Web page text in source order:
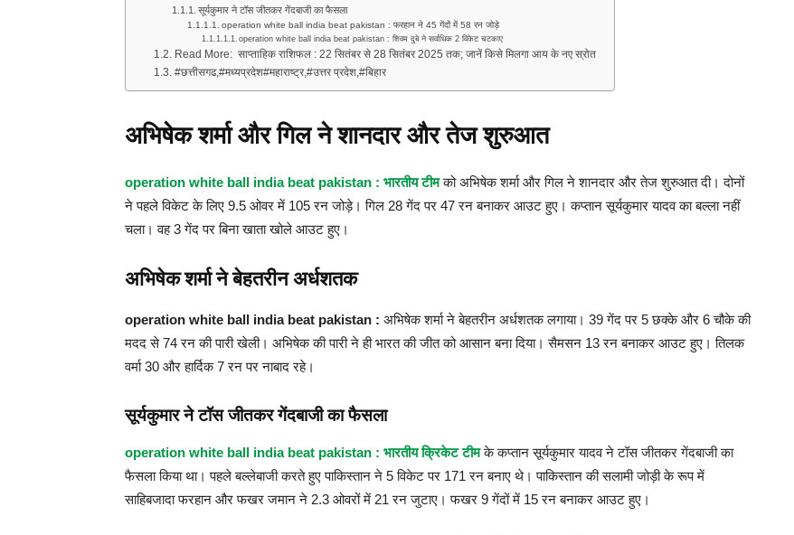
सूर्यकुमार ने टॉस जीतकर गेंदबाजी का फैसला
operation white ball india beat pakistan : फरहान ने 45 गेंदों में 58 रन जोड़े
operation white ball india beat pakistan : शिवम दुबे ने सर्वाधिक 2 विकेट चटकाए
Read More: साप्ताहिक राशिफल : 22 सितंबर से 28 सितंबर 2025 तक; जानें किसे मिलगा आय के नए स्रोत
#छत्तीसगढ,#मध्यप्रदेश#महाराष्ट्र,#उत्तर प्रदेश,#बिहार
अभिषेक शर्मा और गिल ने शानदार और तेज शुरुआत
operation white ball india beat pakistan : भारतीय टीमको अभिषेक शर्मा और गिल ने शानदार और तेज शुरुआत दी। दोनों
ने पहले विकेट के लिए 9.5 ओवर में 105 रन जोड़े। गिल 28 गेंद पर 47 रन बनाकर आउट हुए। कप्तान सूर्यकुमार यादव का बल्ला नहीं
चला। वह 3 गेंद पर बिना खाता खोले आउट हुए।
अभिषेक शर्मा ने बेहतरीन अर्धशतक
operation white ball india beat pakistan : अभिषेक शर्मा ने बेहतरीन अर्धशतक लगाया। 39 गेंद पर 5 छक्के और 6 चौके की
मदद से 74 रन की पारी खेली। अभिषेक की पारी ने ही भारत की जीत को आसान बना दिया। सैमसन 13 रन बनाकर आउट हुए। तिलक
वर्मा 30 और हार्दिक 7 रन पर नाबाद रहे।
सूर्यकुमार ने टॉस जीतकर गेंदबाजी का फैसला
operation white ball india beat pakistan : भारतीय क्रिकेट टीम के कप्तान सूर्यकुमार यादव ने टॉस जीतकर गेंदबाजी का
फैसला किया था। पहले बल्लेबाजी करते हुए पाकिस्तान ने 5 विकेट पर 171 रन बनाए थे। पाकिस्तान की सलामी जोड़ी के रूप में
साहिबजादा फरहान और फखर जमान ने 2.3 ओवरों में 21 रन जुटाए। फखर 9 गेंदों में 15 रन बनाकर आउट हुए।